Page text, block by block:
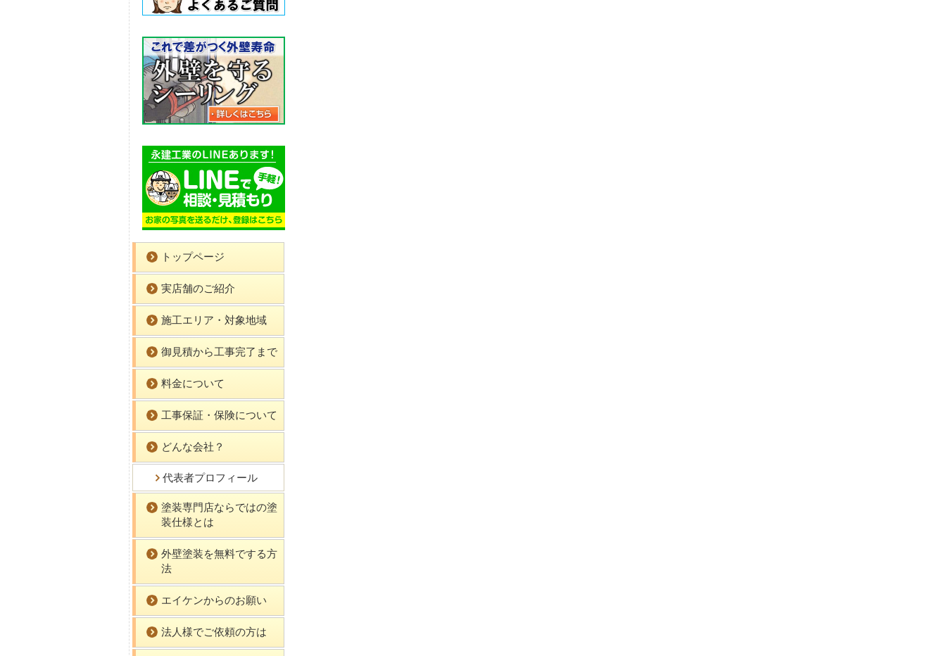
トップページ
実店舗のご紹介
施工エリア・対象地域
御見積から工事完了まで
料金について
工事保証・保険について
どんな会社？
代表者プロフィール
塗装専門店ならではの塗
装仕様とは
外壁塗装を無料でする方
法
エイケンからのお願い
法人様でご依頼の方は